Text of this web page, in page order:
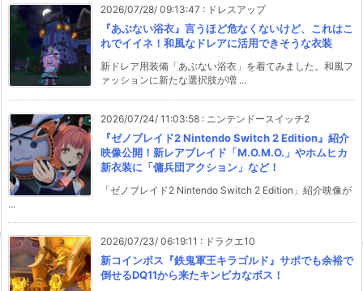
2026/07/28/ 09:13:47 : ドレスアップ
『あぶない浴衣』言うほど危なくないけど、これはこ
れでイイネ！和風なドレアに活用できそうな衣装
新ドレア用装備「あぶない浴衣」を着てみました。和風フ
ァッションに新たな選択肢が増 ...
2026/07/24/ 11:03:58 : ニンテンドースイッチ2
『ゼノブレイド2 Nintendo Switch 2 Edition』紹介
映像公開！新レアブレイド「M.O.M.O.」やホムヒカ
新衣装に「傭兵団アクション」など！
「ゼノブレイド2 Nintendo Switch 2 Edition」紹介映像が
...
2026/07/23/ 06:19:11 : ドラクエ10
新コインボス『鉄鬼軍王キラゴルド』サポでも余裕で
倒せるDQ11から来たキンピカなボス！